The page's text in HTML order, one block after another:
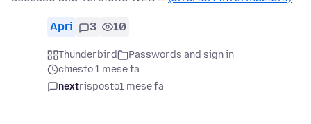
Apri 3 10
Thunderbird
Passwords and sign in
chiesto 1 mese fa
nextrisposto1 mese fa